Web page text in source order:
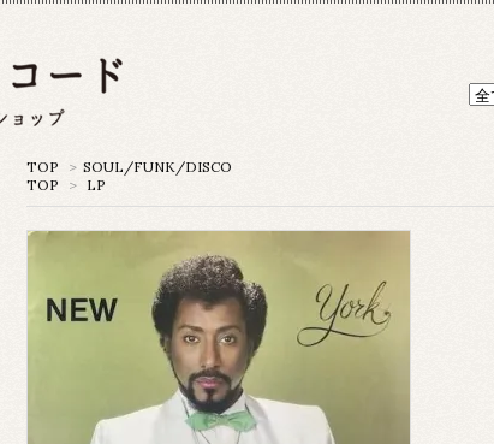
TOP > SOUL/FUNK/DISCO
TOP
> LP